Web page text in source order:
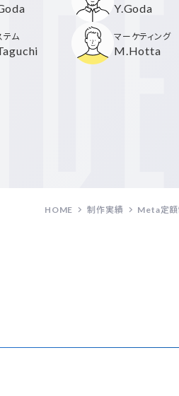
Y.Goda
テム マーケティング
M.Hotta
HOME 制作実績 Meta定額